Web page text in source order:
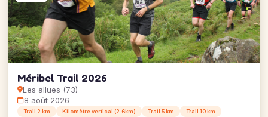
Méribel Trail 2026
Les allues (73)
8 août 2026
Trail 2 km Kilomètre vertical (2.6km) Trail 5 km
Trail 10 km